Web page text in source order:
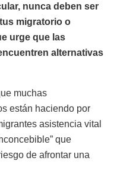
nunca deben ser
migratorio o
urge que las
alternativas
muchas
están haciendo por
asistencia vital
que
de afrontar una